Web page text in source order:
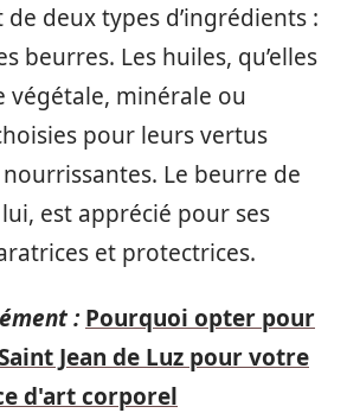
deux types d’ingrédients :
beurres. Les huiles, qu’elles
végétale, minérale ou
pour leurs vertus
Le beurre de
est apprécié pour ses
et protectrices.
: Pourquoi opter pour
Jean de Luz pour votre
d'art corporel